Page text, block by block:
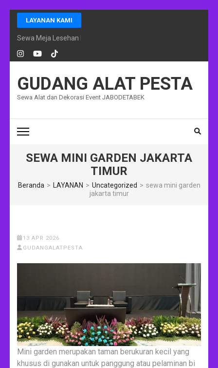
Lompat
ke
konten
(Tekan
Enter)
LAYANAN KAMI
Sewa Meja Lesehan Event Ramadhan Jakarta
GUDANG ALAT PESTA
Sewa Alat dan Dekorasi Event JABODETABEK
SEWA MINI GARDEN JAKARTA
TIMUR
Beranda > LAYANAN > Uncategorized > sewa mini garden
jakarta timur
13 APR 2026
GUDANGALATPESTA
Mini garden merupakan taman berukuran kecil yang
khusus di gunakan untuk panggung atau pelaminan bi